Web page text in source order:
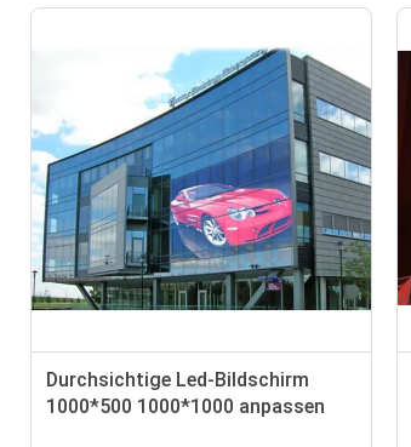
Durchsichtige Led-Bildschirm
1000*500 1000*1000 anpassen